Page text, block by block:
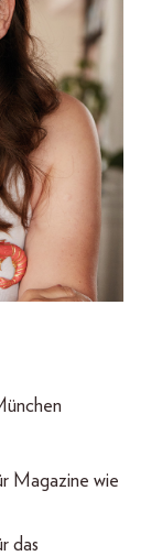
Magazine wie
das